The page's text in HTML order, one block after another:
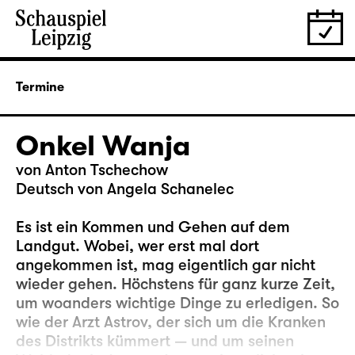
Termine
Onkel Wanja
von Anton Tschechow
Deutsch von Angela Schanelec
Es ist ein Kommen und Gehen auf dem
Landgut. Wobei, wer erst mal dort
angekommen ist, mag eigentlich gar nicht
wieder gehen. Höchstens für ganz kurze Zeit,
um woanders wichtige Dinge zu erledigen. So
wie der Arzt Astrov, der sich um die Kranken
des Distrikts kümmert — und um seinen